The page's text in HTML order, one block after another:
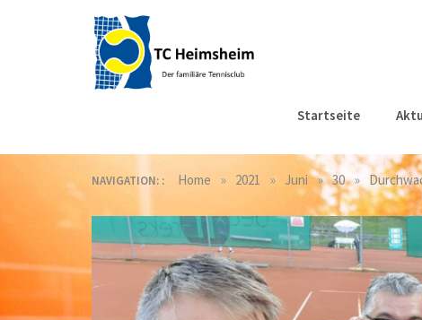
Startseite
NAVIGATION: : Home » 2021 » Juni » 30 »